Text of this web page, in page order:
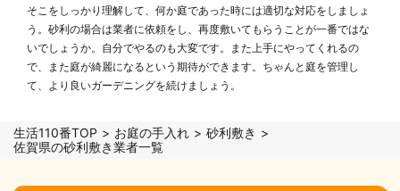
そこをしっかり理解して、何か庭であった時には適切な対応をしましょ
う。砂利の場合は業者に依頼をし、再度敷いてもらうことが一番ではな
いでしょうか。自分でやるのも大変です。また上手にやってくれるの
で、また庭が綺麗になるという期待ができます。ちゃんと庭を管理し
て、より良いガーデニングを続けましょう。
生活110番TOP お庭の手入れ
砂利敷き
佐賀県の砂利敷き業者一覧